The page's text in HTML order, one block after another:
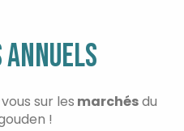
sur les marchésdu
!